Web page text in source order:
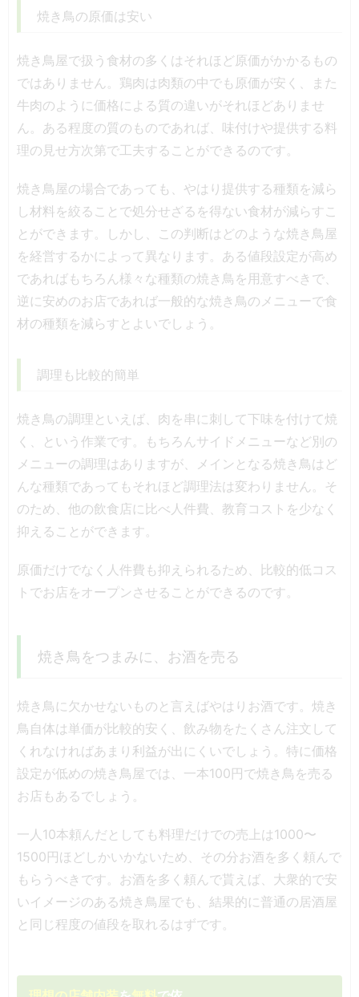
焼き鳥の原価は安い
焼き鳥屋で扱う食材の多くはそれほど原価がかかるもの
ではありません。鶏肉は肉類の中でも原価が安く、また
牛肉のように価格による質の違いがそれほどありませ
ん。ある程度の質のものであれば、味付けや提供する料
理の見せ方次第で工夫することができるのです。
焼き鳥屋の場合であっても、やはり提供する種類を減ら
し材料を絞ることで処分せざるを得ない食材が減らすこ
とができます。しかし、この判断はどのような焼き鳥屋
を経営するかによって異なります。ある値段設定が高め
であればもちろん様々な種類の焼き鳥を用意すべきで、
逆に安めのお店であれば一般的な焼き鳥のメニューで食
材の種類を減らすとよいでしょう。
調理も比較的簡単
焼き鳥の調理といえば、肉を串に刺して下味を付けて焼
く、という作業です。もちろんサイドメニューなど別の
メニューの調理はありますが、メインとなる焼き鳥はど
んな種類であってもそれほど調理法は変わりません。そ
のため、他の飲食店に比べ人件費、教育コストを少なく
抑えることができます。
原価だけでなく人件費も抑えられるため、比較的低コス
トでお店をオープンさせることができるのです。
焼き鳥をつまみに、お酒を売る
焼き鳥に欠かせないものと言えばやはりお酒です。焼き
鳥自体は単価が比較的安く、飲み物をたくさん注文して
くれなければあまり利益が出にくいでしょう。特に価格
設定が低めの焼き鳥屋では、一本100円で焼き鳥を売る
お店もあるでしょう。
一人10本頼んだとしても料理だけでの売上は1000〜
1500円ほどしかいかないため、その分お酒を多く頼んで
もらうべきです。お酒を多く頼んで貰えば、大衆的で安
いイメージのある焼き鳥屋でも、結果的に普通の居酒屋
と同じ程度の値段を取れるはずです。